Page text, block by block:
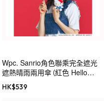
Wpc. Sanrio角色聯乘完全遮光
遮熱晴雨兩用傘（紅色 Hello
Kitty）
HK$539